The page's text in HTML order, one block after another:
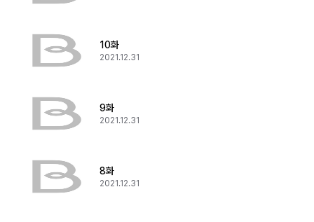
10화
2021.12.31
9화
2021.12.31
8화
2021.12.31